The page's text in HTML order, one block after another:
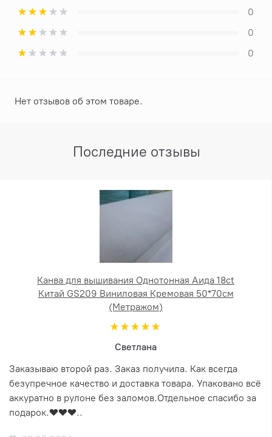
0
0
0
Нет отзывов об этом товаре.
Последние отзывы
Канва для вышивания Однотонная Аида 18ct
Китай GS209 Виниловая Кремовая 50*70см
(Метражом)
Светлана
Заказываю второй раз. Заказ получила. Как всегда
безупречное качество и доставка товара. Упаковано всё
аккуратно в рулоне без заломов.Отдельное спасибо за
подарок.❤️❤️❤️..